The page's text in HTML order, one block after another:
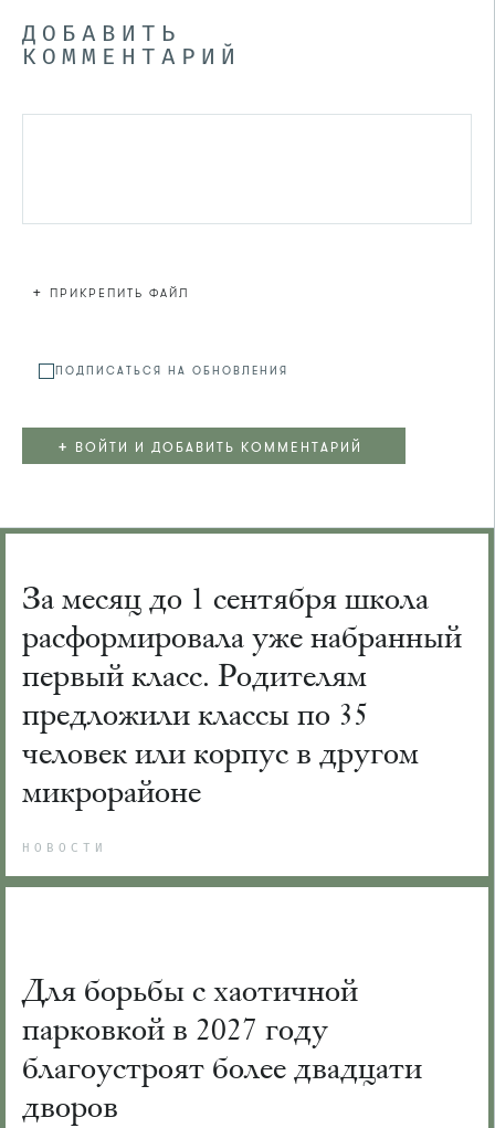
ДОБАВИТЬ
КОММЕНТАРИЙ
+ ПРИКРЕПИТЬ ФАЙЛ
ПОДПИСАТЬСЯ НА ОБНОВЛЕНИЯ
+ ВОЙТИ И ДОБАВИТЬ КОММЕНТАРИЙ
За месяц до 1 сентября школа
расформировала уже набранный
первый класс. Родителям
предложили классы по 35
человек или корпус в другом
микрорайоне
НОВОСТИ
Для борьбы с хаотичной
парковкой в 2027 году
благоустроят более двадцати
дворов